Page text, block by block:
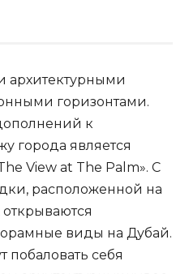
архитектурными
горизонтами.
к
города является
View at The Palm». С
расположенной на
виды на Дубай.
побаловать себя